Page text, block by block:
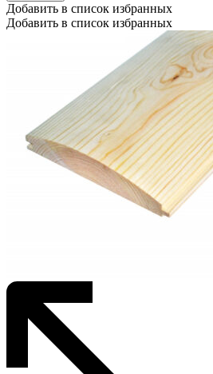
Добавить в список избранных
Добавить в список избранных